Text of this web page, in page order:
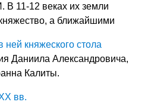
11-12 веках их земли
а ближайшими
княжеского стола
Даниила Александровича,
Калиты.
вв.